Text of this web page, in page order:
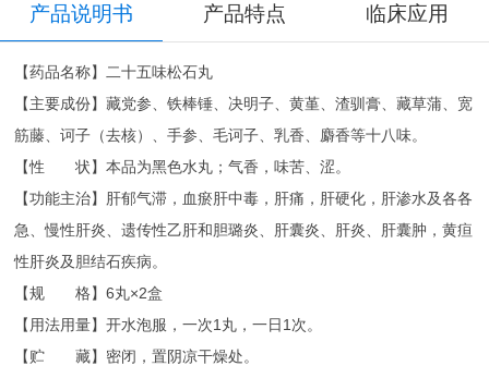
产品说明书 产品特点 临床应用
【药品名称】二十五味松石丸
【主要成份】藏党参、铁棒锤、决明子、黄堇、渣驯膏、藏草蒲、宽
筋藤、诃子（去核）、手参、毛诃子、乳香、麝香等十八味。
【性 状】本品为黑色水丸；气香，味苦、涩。
【功能主治】肝郁气滞，血瘀肝中毒，肝痛，肝硬化，肝渗水及各各
急、慢性肝炎、遗传性乙肝和胆璐炎、肝囊炎、肝炎、肝囊肿，黄疸
性肝炎及胆结石疾病。
【规 格】6丸×2盒
【用法用量】开水泡服，一次1丸，一日1次。
【贮 藏】密闭，置阴凉干燥处。